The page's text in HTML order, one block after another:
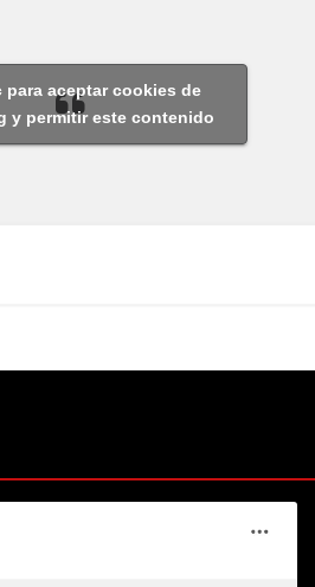
para aceptar cookies de
y permitir este contenido